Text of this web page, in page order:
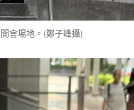
會場地。(鄭子峰攝)